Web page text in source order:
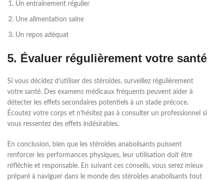
Un entraînement régulier
Une alimentation saine
Un repos adéquat
5. Évaluer régulièrement votre santé
Si vous décidez d’utiliser des stéroïdes, surveillez régulièrement
votre santé. Des examens médicaux fréquents peuvent aider à
détecter les effets secondaires potentiels à un stade précoce.
Écoutez votre corps et n’hésitez pas à consulter un professionnel si
vous ressentez des effets indésirables.
En conclusion, bien que les stéroïdes anabolisants puissent
renforcer les performances physiques, leur utilisation doit être
réfléchie et responsable. En suivant ces conseils, vous serez mieux
préparé à naviguer dans le monde des stéroïdes anabolisants tout